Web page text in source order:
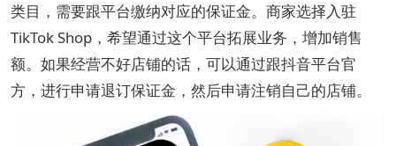
类目，需要跟平台缴纳对应的保证金。商家选择入驻
TikTok Shop，希望通过这个平台拓展业务，增加销售
额。如果经营不好店铺的话，可以通过跟抖音平台官
方，进行申请退订保证金，然后申请注销自己的店铺。